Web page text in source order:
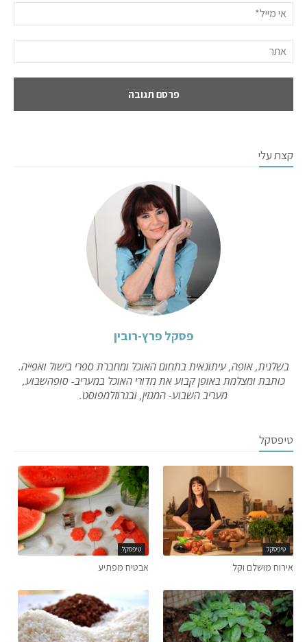
קצת עלי
פסקל פרץ-רובין
בשלנית, אופה, עיתונאית בתחום האוכל ומחברת ספרי בישול ואפייה.
כותבת ומצלמת באופן קבוע את מדורי האוכל במעריב- סופהשבוע,
מעריב השבוע- המגזין, ובגרוזלמפוסט.
טיפסקל
טיפסקל
אירוח מושלם וקל
טיפסקל
אבטיח מפתיע